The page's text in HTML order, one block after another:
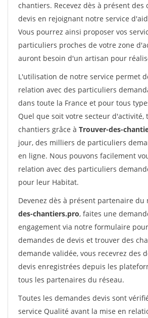
chantiers. Recevez dès à présent des
devis en rejoignant notre service
Vous pourrez ainsi proposer vos
particuliers proches de votre zone
auront besoin d'un artisan pour
L'utilisation de notre service permet
relation avec des particuliers
dans toute la France et pour tous
Quel que soit votre secteur d'activité,
chantiers grâce à Trouver-des-
jour, des milliers de particuliers
en ligne. Nous pouvons facilement
relation avec des particuliers
pour leur Habitat.
Devenez dès à présent partenaire du
des-chantiers.pro, faites une
engagement via notre formulaire
demandes de devis et trouver des
demande validée, vous recevrez des
devis enregistrées depuis les
tous les partenaires du réseau.
Toutes les demandes devis sont
service Qualité avant la mise en